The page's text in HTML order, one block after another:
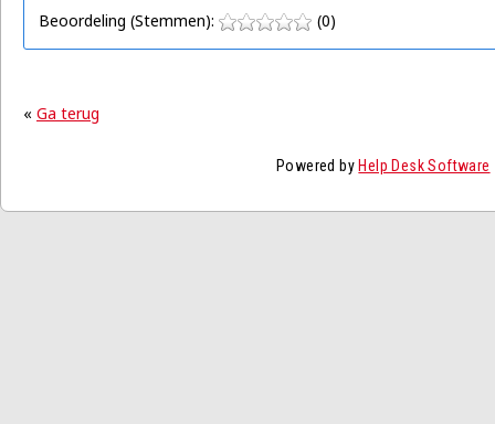
Beoordeling (Stemmen):
(0)
« Ga terug
Powered by Help Desk Software